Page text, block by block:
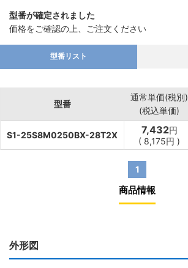
型番が確定されました
価格をご確認の上、ご注文ください
型番リスト
型番
通常単価(税別)
(税込単価)
S1-25S8M0250BX-28T2X 7,432円
( 8,175円 )
1
商品情報
外形図